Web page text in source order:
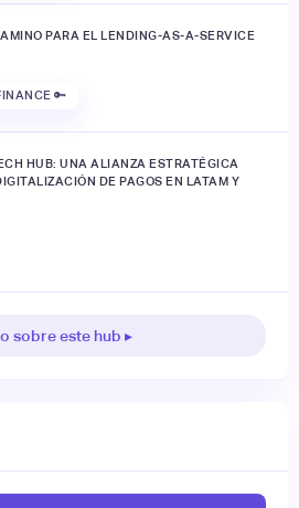
PARA EL LENDING-AS-A-SERVICE
🔑
HUB: UNA ALIANZA ESTRATÉGICA
DE PAGOS EN LATAM Y
sobre este hub ▸